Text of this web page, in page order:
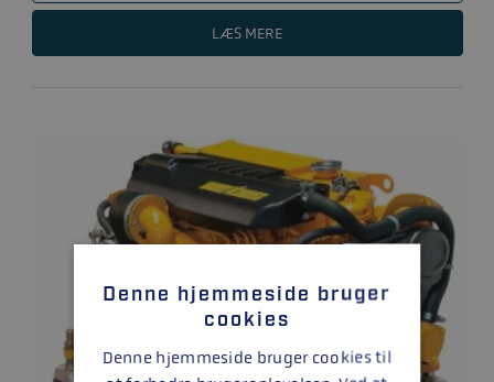
LÆS MERE
Denne hjemmeside bruger
cookies
Denne hjemmeside bruger cookies til